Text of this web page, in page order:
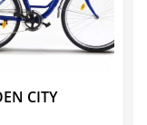
CITY